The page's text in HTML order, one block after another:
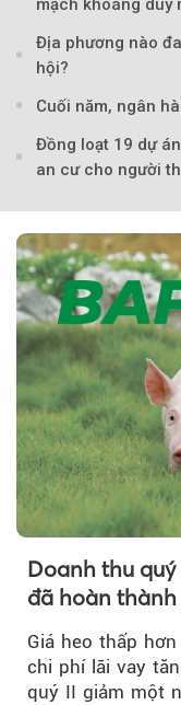
mạch khoáng duy
Địa phương nào
hội?
Cuối năm, ngân
Đồng loạt 19 dự
an cư cho người
Doanh thu
đã hoàn
Giá heo thấp
chi phí lãi vay
quý II giảm một